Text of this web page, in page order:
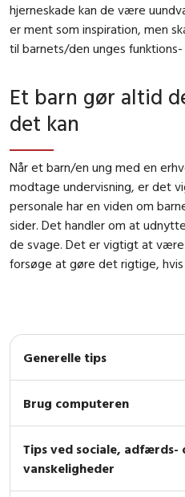
hjerneskade kan de være
er ment som inspiration, men
til barnets/den unges funktions-
Et barn gør altid
det kan
Når et barn/en ung med en
modtage undervisning, er det
personale har en viden om
sider. Det handler om at
de svage. Det er vigtigt at
forsøge at gøre det rigtige, hvis
Generelle tips
Brug computeren
Tips ved sociale, adfærds-
vanskeligheder